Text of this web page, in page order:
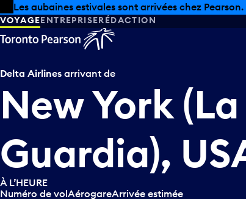
Skip to offers
Passer au contenu principal
Les aubaines estivales sont arrivées chez
VOYAGEENTREPRISERÉDACTION
Delta Airlines arrivant de
New York (La
Guardia),
À L’HEURE
Numéro de volAérogareArrivée estimée